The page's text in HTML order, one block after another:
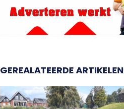
GEREALATEERDE ARTIKELEN